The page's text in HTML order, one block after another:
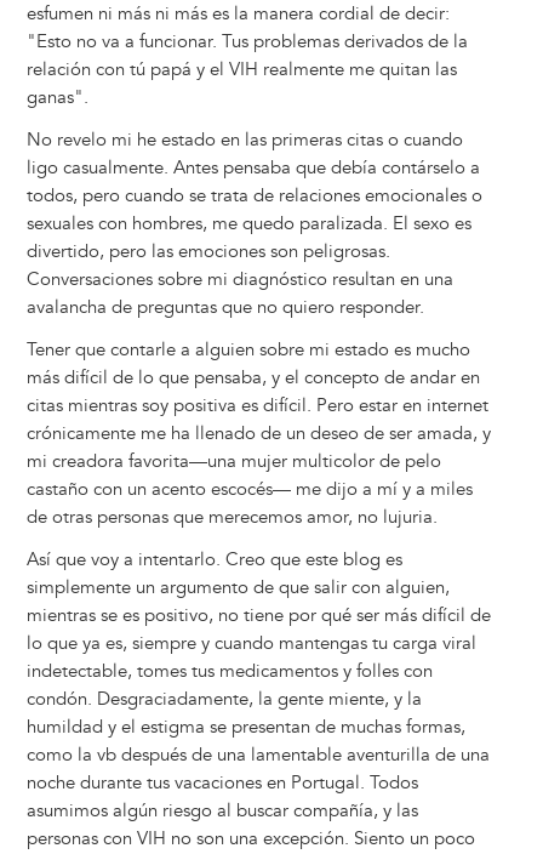
esfumen ni más ni más es la manera cordial de decir:
"Esto no va a funcionar. Tus problemas derivados de la
relación con tú papá y el VIH realmente me quitan las
ganas".
No revelo mi he estado en las primeras citas o cuando
ligo casualmente. Antes pensaba que debía contárselo a
todos, pero cuando se trata de relaciones emocionales o
sexuales con hombres, me quedo paralizada. El sexo es
divertido, pero las emociones son peligrosas.
Conversaciones sobre mi diagnóstico resultan en una
avalancha de preguntas que no quiero responder.
Tener que contarle a alguien sobre mi estado es mucho
más difícil de lo que pensaba, y el concepto de andar en
citas mientras soy positiva es difícil. Pero estar en internet
crónicamente me ha llenado de un deseo de ser amada, y
mi creadora favorita—una mujer multicolor de pelo
castaño con un acento escocés— me dijo a mí y a miles
de otras personas que merecemos amor, no lujuria.
Así que voy a intentarlo. Creo que este blog es
simplemente un argumento de que salir con alguien,
mientras se es positivo, no tiene por qué ser más difícil de
lo que ya es, siempre y cuando mantengas tu carga viral
indetectable, tomes tus medicamentos y folles con
condón. Desgraciadamente, la gente miente, y la
humildad y el estigma se presentan de muchas formas,
como la vb después de una lamentable aventurilla de una
noche durante tus vacaciones en Portugal. Todos
asumimos algún riesgo al buscar compañía, y las
personas con VIH no son una excepción. Siento un poco